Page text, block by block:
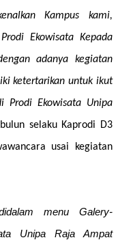
Kampus kami,
Ekowisata Kepada
adanya kegiatan
ketertarikan untuk ikut
Prodi Ekowisata Unipa
selaku Kaprodi D3
usai kegiatan
menu Galery-
Unipa Raja Ampat